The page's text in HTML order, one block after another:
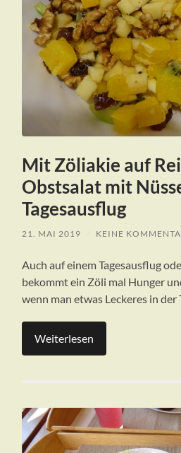
Mit Zöliakie auf
Obstsalat mit
Tagesausflug
21. MAI 2019 KEINE
Auch auf einem Tagesausflug
bekommt ein Zöli mal Hunger
wenn man etwas Leckeres in der
Weiterlesen